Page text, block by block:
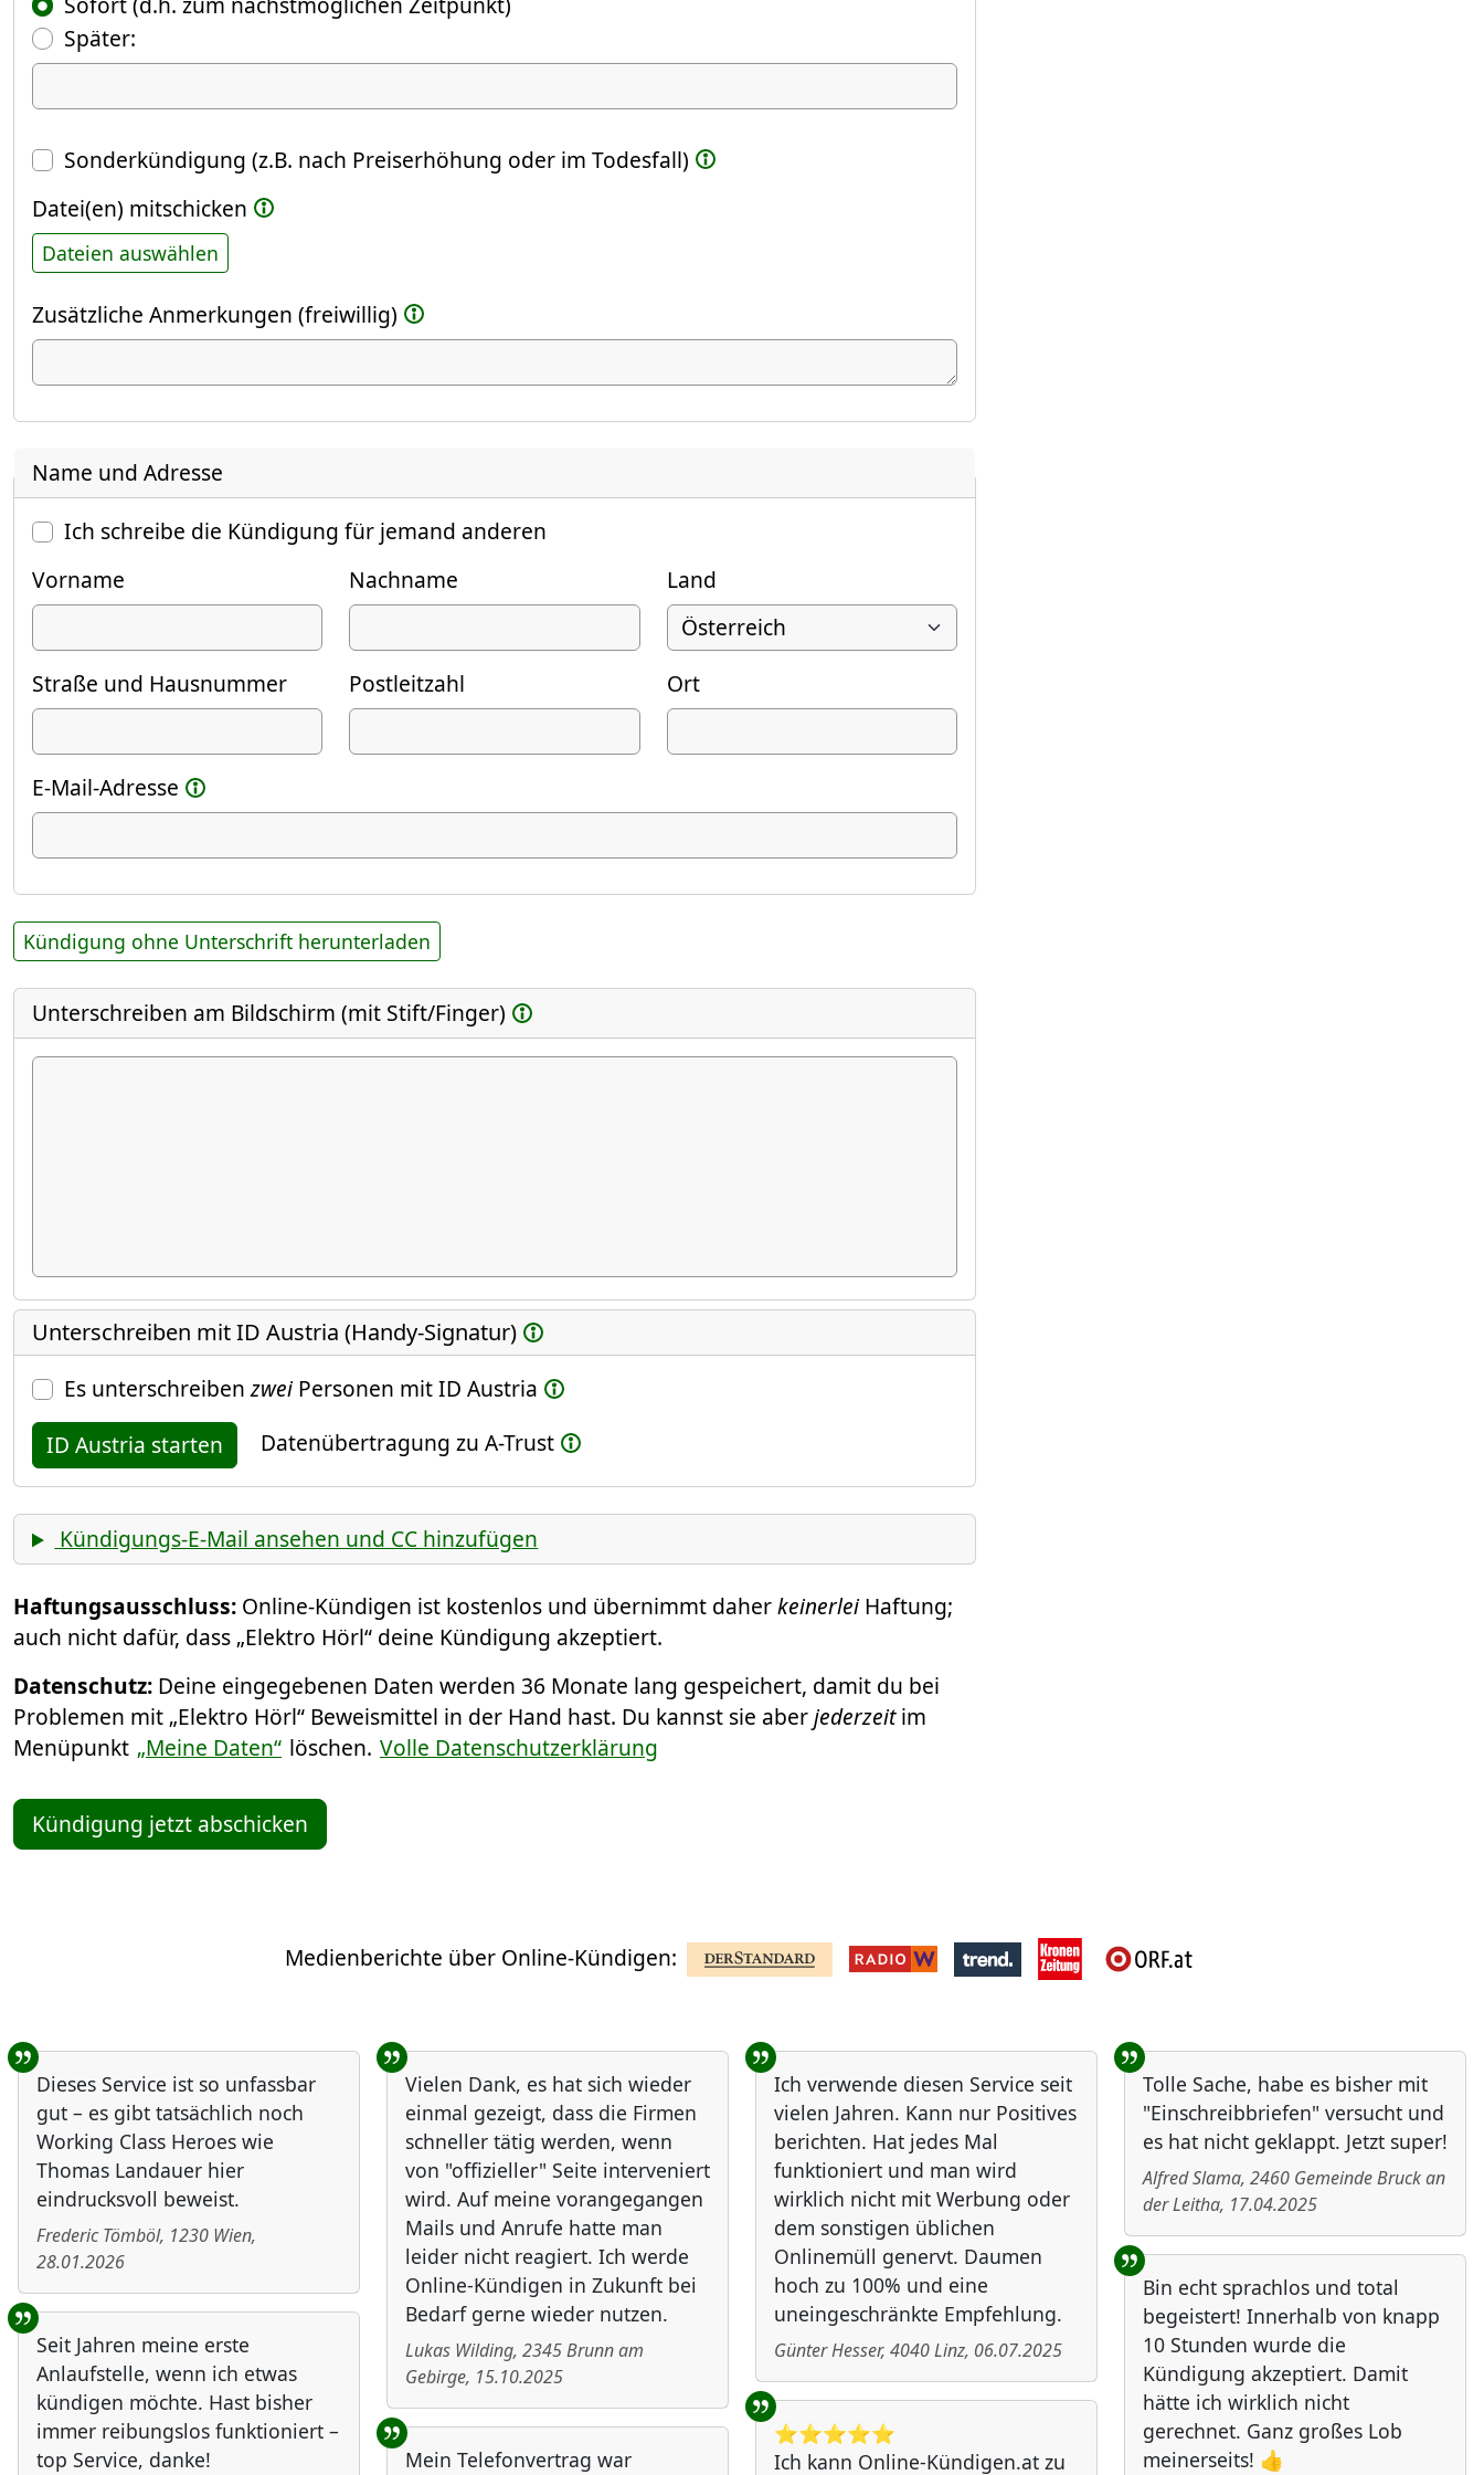
Später:(Fokus springt automatisch ins nächste Feld)
Datum
Sonderkündigung (z.B. nach Preiserhöhung oder im Todesfall)
Datei(en) mitschicken
Dateien auswählen
Zusätzliche Anmerkungen (freiwillig)
Name und Adresse
Ich schreibe die Kündigung für jemand anderen
Vorname
Nachname Land
Straße und Hausnummer Postleitzahl Ort
E-Mail-Adresse
Kündigung ohne Unterschrift herunterladen
Unterschreiben am Bildschirm (mit Stift/Finger)
Unterschreiben mit ID Austria (Handy-Signatur)
Es unterschreibenzweiPersonen mit ID Austria
ID Austria starten
Datenübertragung zu A-Trust
Kündigungs-E-Mail ansehen und CC hinzufügen
Haftungsausschluss: Online-Kündigen ist kostenlos und übernimmt daherkeinerlei Haftung;
auch nicht dafür, dass „Elektro Hörl“ deine Kündigung akzeptiert.
Datenschutz: Deine eingegebenen Daten werden 36 Monate lang gespeichert, damit du bei
Problemen mit „Elektro Hörl“ Beweismittel in der Hand hast. Du kannst sie aberjederzeitim
Menüpunkt „Meine Daten“ löschen. Volle Datenschutzerklärung
Kündigung jetzt abschicken
Medienberichte über Online-Kündigen:
Benutzer-Rückmeldungen
Dieses Service ist so unfassbar
gut – es gibt tatsächlich noch
Working Class Heroes wie
Thomas Landauer hier
eindrucksvoll beweist.
Frederic Tömböl, 1230 Wien,
28.01.2026
Vielen Dank, es hat sich wieder
einmal gezeigt, dass die Firmen
schneller tätig werden, wenn
von "offizieller" Seite interveniert
wird. Auf meine vorangegangen
Mails und Anrufe hatte man
leider nicht reagiert. Ich werde
Online-Kündigen in Zukunft bei
Bedarf gerne wieder nutzen.
Lukas Wilding, 2345Brunn am
Gebirge, 15.10.2025
Ich verwende diesen Service seit
vielen Jahren. Kann nur Positives
berichten. Hat jedes Mal
funktioniert und man wird
wirklich nicht mit Werbung oder
dem sonstigen üblichen
Onlinemüll genervt. Daumen
hoch zu 100% und eine
uneingeschränkte Empfehlung.
Günter Hesser, 4040Linz, 06.07.2025
Tolle Sache, habe es bisher mit
"Einschreibbriefen" versucht und
es hat nicht geklappt. Jetzt super!
Alfred Slama, 2460 Gemeinde Bruck an
der Leitha, 17.04.2025
Bin echt sprachlos und total
begeistert! Innerhalb von knapp
10 Stunden wurde die
Kündigung akzeptiert. Damit
hätte ich wirklich nicht
gerechnet. Ganz großes Lob
meinerseits! 👍
Seit Jahren meine erste
Anlaufstelle, wenn ich etwas
kündigen möchte. Hast bisher
immer reibungslos funktioniert –
top Service, danke!
⭐️⭐️⭐️⭐️⭐️
Ich kann Online-Kündigen.at zu
Mein Telefonvertrag war